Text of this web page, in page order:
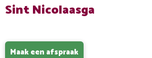
Sint Nicolaasga
Maak een afspraak